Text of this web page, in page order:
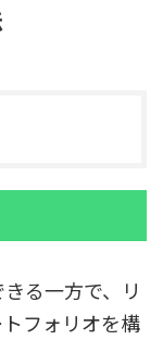
る一方で、リ
フォリオを構